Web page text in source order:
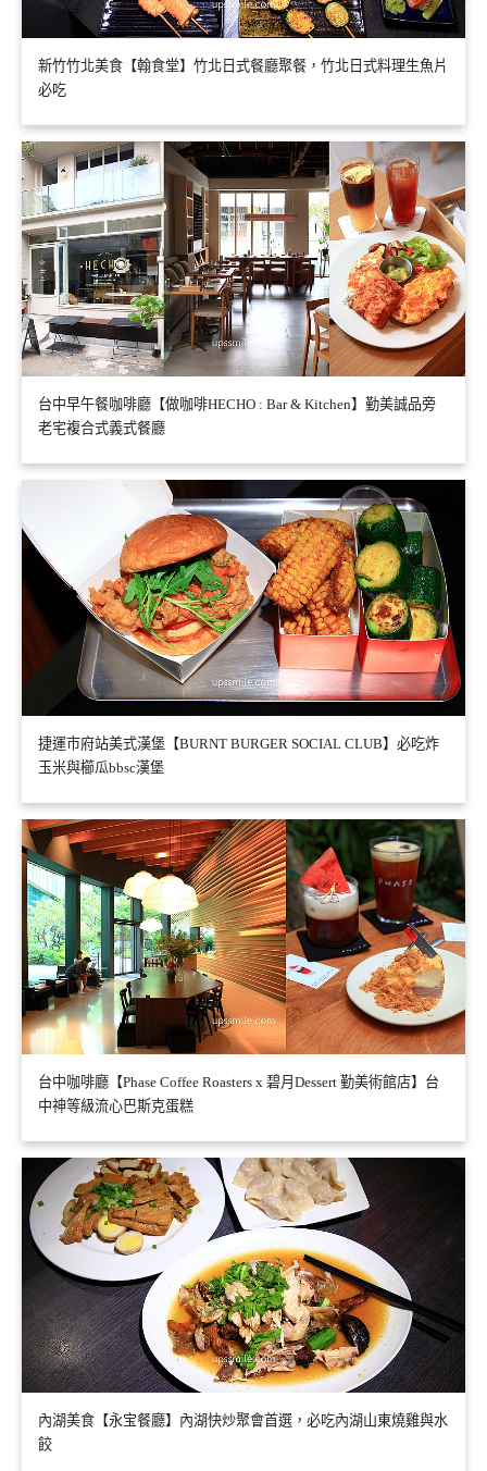
新竹竹北美食【翰食堂】竹北日式餐廳聚餐，竹北日式料理生魚片
必吃
台中早午餐咖啡廳【做咖啡HECHO : Bar & Kitchen】勤美誠品旁
老宅複合式義式餐廳
捷運市府站美式漢堡【BURNT BURGER SOCIAL CLUB】必吃炸
玉米與櫛瓜bbsc漢堡
台中咖啡廳【Phase Coffee Roasters x 碧月Dessert 勤美術館店】台
中神等級流心巴斯克蛋糕
內湖美食【永宝餐廳】內湖快炒聚會首選，必吃內湖山東燒雞與水
餃